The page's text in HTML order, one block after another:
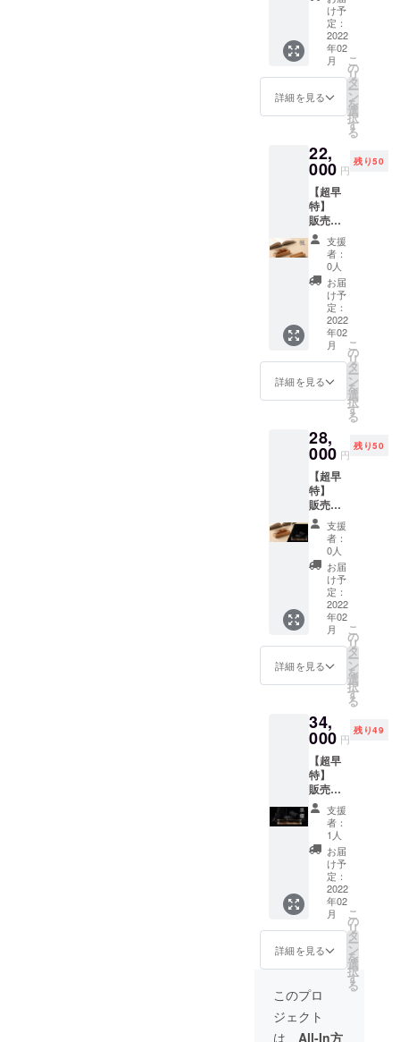
込）の
とこ
ろ、超
早特
3,000円
OFF18,
000円 ※
です。
※ご注文
状況、
使用部
材の供
給状
況、製
造工程
上の都
合等に
より出
荷時期
が遅れ
る場合
がござ
いま
す。予
山香堂
お香 1
セット
アフ
リカ産
黒檀を
使用 一
般販売
価格
円（税
込） ※
送料込
み、税
込価格
です。
※ご注文
状況、
使用部
材の供
給状
況、製
造工程
上の都
合等に
より出
荷時期
いま
す。予
めご了
承くだ
さい。
け予
定：
2022
年02
月
詳細を見る
こ
の
リ
タ
ー
ン
を
選
択
す
る
22,
000 円
残り50
【超早
特】
販売予
定価格
より
8,000円
OFF 限
定50
セット
隠山香
炉-楓 2
セット
リター
ン内容
・隠山
香炉-楓
堂お
香 2
セット
カナ
ダ産楓
を使用
一般販
売価格
30,000
円（税
込）の
とこ
ろ、超
早特
8,000円
OFF22,
000円 ※
です。
※ご注文
状況、
使用部
材の供
給状
況、製
造工程
上の都
合等に
より出
荷時期
が遅れ
る場合
がござ
いま
す。予
さい。
支援
者：
0人
お届
け予
定：
2022
年02
月
詳細を見る
こ
の
リ
タ
ー
ン
を
選
択
す
る
28,
000 円
残り50
【超早
特】
販売予
定価格
より
8,000円
OFF 限
定50
セット
隠山香
炉 楓1
セット
＋黒檀1
セット
リター
ン内容
香炉-楓
+富山香
堂お
香 1
セット
カナ
ダ産楓
を使用
・隠山
香炉-楓
黒檀+富
山香堂
お香 1
セット
アフ
リカ産
黒檀を
価格
36,000
円（税
込）の
支援
者：
0人
お届
け予
定：
2022
年02
月
詳細を見る
こ
の
リ
タ
ー
ン
を
選
択
す
る
34,
000 円
残り49
【超早
特】
販売予
定価格
より
8,000円
OFF 限
定50
セット
隠山香
炉-黒檀
リター
ン内容
・隠山
香炉-楓
黒檀+富
山香堂
お香 2
セット
アフ
支援
者：
1人
お届
け予
定：
2022
年02
月
詳細を見る
こ
の
リ
タ
ー
ン
を
選
択
す
る
このプロ
ジェクト
は、 All-In方